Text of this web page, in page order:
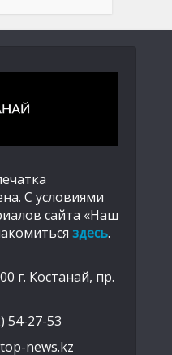
С условиями
сайта «Наш
здесь.
г. Костанай, пр.
54-27-53
news.kz